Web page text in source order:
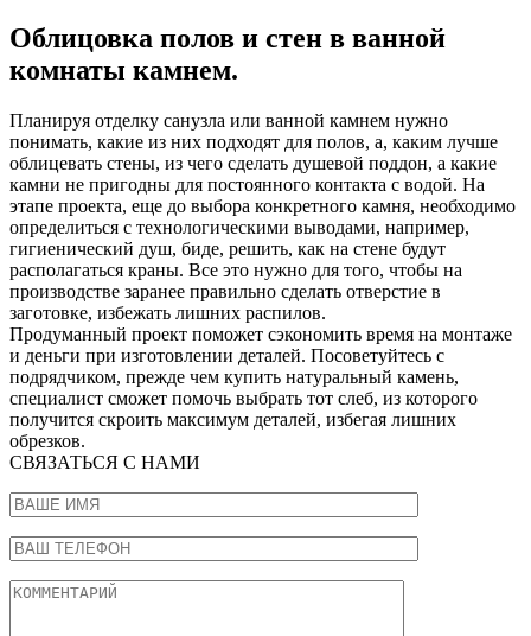
Облицовка полов и стен в ванной
комнаты камнем.
Планируя отделку санузла или ванной камнем нужно
понимать, какие из них подходят для полов, а, каким лучше
облицевать стены, из чего сделать душевой поддон, а какие
камни не пригодны для постоянного контакта с водой. На
этапе проекта, еще до выбора конкретного камня, необходимо
определиться с технологическими выводами, например,
гигиенический душ, биде, решить, как на стене будут
располагаться краны. Все это нужно для того, чтобы на
производстве заранее правильно сделать отверстие в
заготовке, избежать лишних распилов.
Продуманный проект поможет сэкономить время на монтаже
и деньги при изготовлении деталей. Посоветуйтесь с
подрядчиком, прежде чем купить натуральный камень,
специалист сможет помочь выбрать тот слеб, из которого
получится скроить максимум деталей, избегая лишних
обрезков.
СВЯЗАТЬСЯ С НАМИ